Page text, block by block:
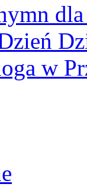
dla
w